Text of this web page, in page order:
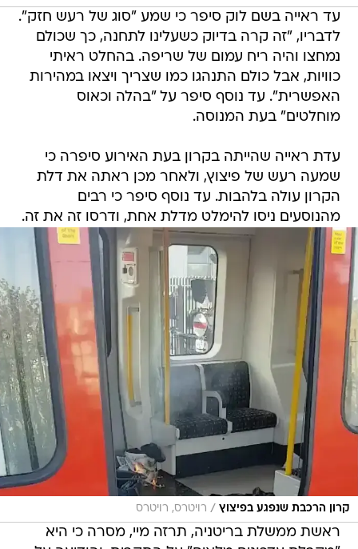
עד ראייה בשם לוק סיפר כי שמע "סוג של רעש חזק".
לדבריו, "זה קרה בדיוק כשעלינו לתחנה, כך שכולם
נמחצו והיה ריח עמום של שריפה. בהחלט ראיתי
כוויות, אבל כולם התנהגו כמו שצריך ויצאו במהירות
האפשרית". עד נוסף סיפר על "בהלה וכאוס
מוחלטים" בעת המנוסה.
עדת ראייה שהייתה בקרון בעת האירוע סיפרה כי
שמעה רעש של פיצוץ, ולאחר מכן ראתה את דלת
הקרון עולה בלהבות. עד נוסף סיפר כי רבים
מהנוסעים ניסו להימלט מדלת אחת, ודרסו זה את זה.
קרון הרכבת שנפגע בפיצוץ / רויטרס, רויטרס
ראשת ממשלת בריטניה, תרזה מיי, מסרה כי היא